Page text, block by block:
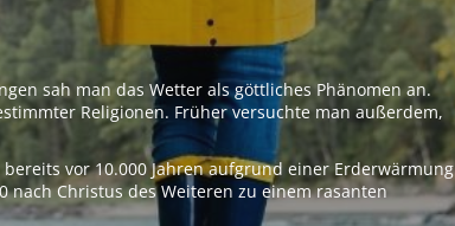
sah man das Wetter als göttliches Phänomen an.
Religionen. Früher versuchte man außerdem,
vor 10.000 Jahren aufgrund einer Erderwärmung
Christus des Weiteren zu einem rasanten